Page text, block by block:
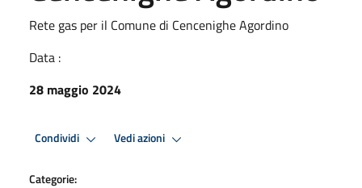
Rete gas per il Comune di Cencenighe Agordino
Data :
28 maggio 2024
Condividi Vedi azioni
Categorie: